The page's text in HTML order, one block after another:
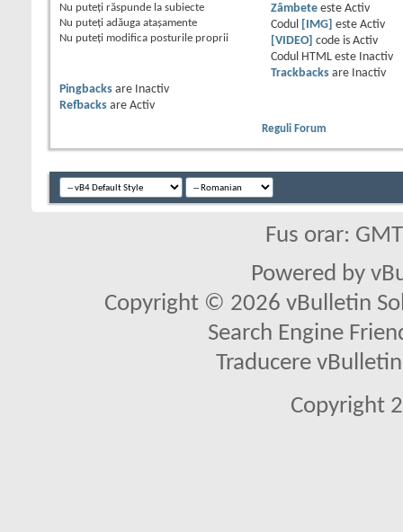
Nu puteţi răspunde la subiecte
Nu puteţi adăuga ataşamente
Nu puteţi modifica posturile proprii
Zâmbeteeste Activ
Codul
[IMG] este Activ
[VIDEO] code is Activ
Codul HTML este
Inactiv
Trackbacksare
Inactiv
Pingbacks are
Inactiv
Refbacks are Activ
Reguli Forum
Fus orar:
Powered by
Copyright © 2026 vBulletin
Search Engine
Traducere
Copyright